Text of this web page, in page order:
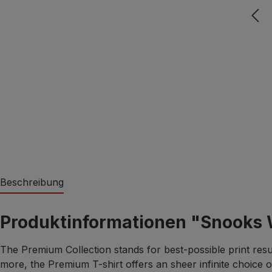
Beschreibung
Produktinformationen "Snooks
The Premium Collection stands for best-possible print
more, the Premium T-shirt offers an sheer infinite choice